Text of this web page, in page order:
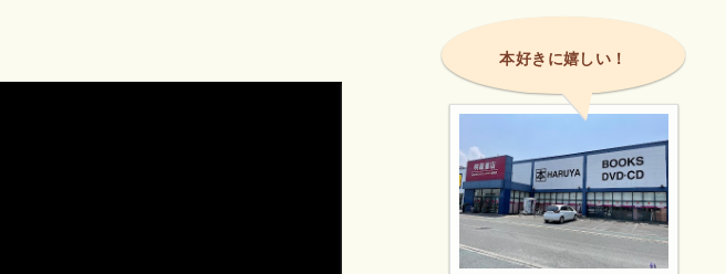
本好きに嬉しい！